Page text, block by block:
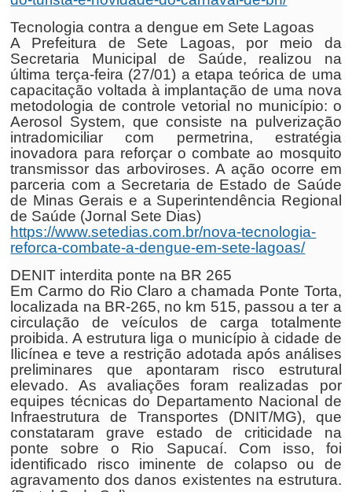
Tecnologia contra a dengue em Sete Lagoas
A Prefeitura de Sete Lagoas, por meio da
Secretaria Municipal de Saúde, realizou na
última terça-feira (27/01) a etapa teórica de uma
capacitação voltada à implantação de uma nova
metodologia de controle vetorial no município: o
Aerosol System, que consiste na pulverização
intradomiciliar com permetrina, estratégia
inovadora para reforçar o combate ao mosquito
transmissor das arboviroses. A ação ocorre em
parceria com a Secretaria de Estado de Saúde
de Minas Gerais e a Superintendência Regional
de Saúde (Jornal Sete Dias)
https://www.setedias.com.br/nova-tecnologia-
reforca-combate-a-dengue-em-sete-lagoas/
DENIT interdita ponte na BR 265
Em Carmo do Rio Claro a chamada Ponte Torta,
localizada na BR-265, no km 515, passou a ter a
circulação de veículos de carga totalmente
proibida. A estrutura liga o município à cidade de
Ilicínea e teve a restrição adotada após análises
preliminares que apontaram risco estrutural
elevado. As avaliações foram realizadas por
equipes técnicas do Departamento Nacional de
Infraestrutura de Transportes (DNIT/MG), que
constataram grave estado de criticidade na
ponte sobre o Rio Sapucaí. Com isso, foi
identificado risco iminente de colapso ou de
agravamento dos danos existentes na estrutura.